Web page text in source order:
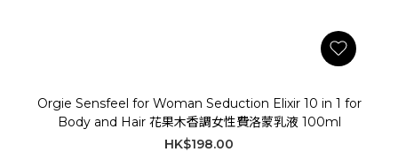
Orgie Sensfeel for Woman Seduction Elixir 10 in 1 for
Body and Hair 花果木香調女性費洛蒙乳液 100ml
HK$198.00